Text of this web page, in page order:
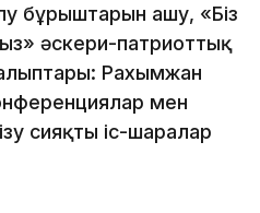
бұрыштарын ашу, «Біз
әскери-патриоттық
алыптары: Рахымжан
мен
сияқты іс-шаралар